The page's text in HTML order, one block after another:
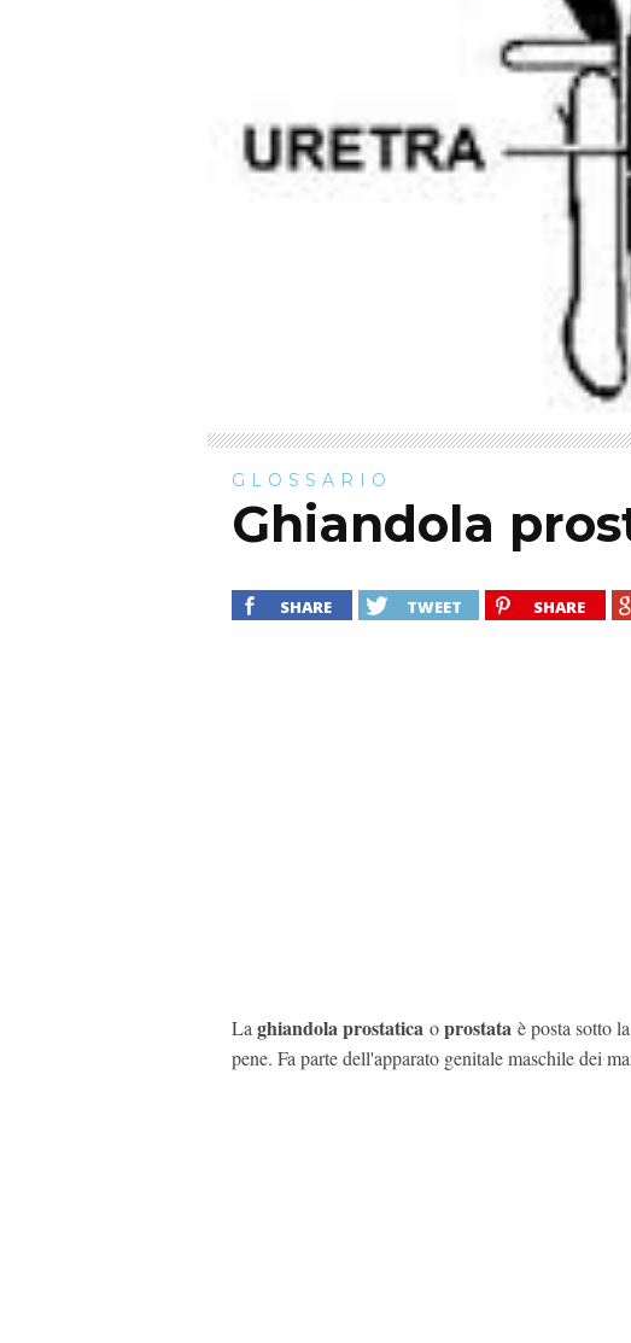
GLOSSARIO
Ghiandola
SHARE TWEET SHARE
La ghiandola prostatica oprostata è posta sotto
pene. Fa parte dell'apparato genitale maschile dei